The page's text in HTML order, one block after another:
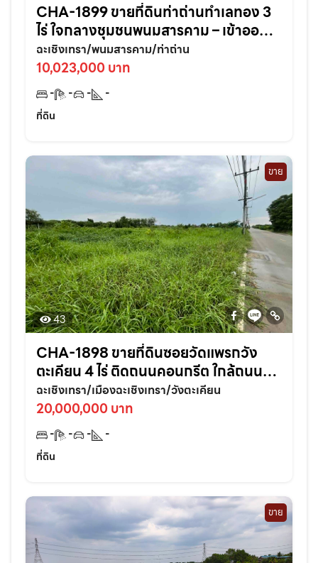
CHA-1899 ขายที่ดินท่าถ่านทำเลทอง 3
ไร่ ใจกลางชุมชนพนมสารคาม – เข้าออก
สะดวก ใกล้ถนนใหญ่3076เพียง 70 เมตร
จ.ฉะเชิงเทรา
ฉะเชิงเทรา/พนมสารคาม/ท่าถ่าน
10,023,000 บาท
- - -
-
ที่ดิน
ขาย
43
CHA-1898 ขายที่ดินซอยวัดแพรกวัง
ตะเคียน 4 ไร่ ติดถนนคอนกรีต ใกล้ถนน
เส้นสุวินทวงศ์304-800เมตร อ.เมือง
ฉะเชิงเทรา
ฉะเชิงเทรา/เมืองฉะเชิงเทรา/วังตะเคียน
20,000,000 บาท
- - -
-
ที่ดิน
ขาย